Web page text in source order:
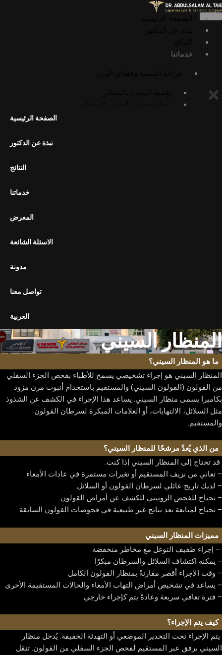
تخطي
إلى
المحتوى
خدماتنا
قسم التنظير الداخلي
المنظار السيني
منظار البطن التشخيصي
منظار المعدة
المعرض
الاسئلة الشائعة
مدونة
تواصل معنا
العربية
English
X
الصفحة الرئيسية
نبذة عن الدكتور
النتائج
خدماتنا
المعرض
الاسئلة الشائعة
مدونة
تواصل معنا
العربية
المنظار السيني
ما هو المنظار السيني؟
المنظار السيني هو إجراء تشخيصي يسمح للأطباء بفحص الجزء السفلي
من القولون (القولون السيني) والمستقيم باستخدام أنبوب مرن مزود
بكاميرا يسمى منظار السيني. يساعد هذا الإجراء في الكشف عن الشذوذ
مثل السلائل، الالتهابات، أو العلامات المبكرة لسرطان القولون
والمستقيم.
من الذي يُعدّ مرشحًا للمنظار السيني؟
قد تحتاج إلى المنظار السيني إذا كنت:
– تعاني من نزيف المستقيم أو تغيرات مستمرة في عادات الأمعاء
– لديك تاريخ عائلي لسرطان القولون أو السلائل
– تحتاج للفحص الروتيني للكشف عن أمراض القولون
– تحتاج لمتابعة بعد نتائج غير طبيعية في فحوصات القولون السابقة
مميزات المنظار السيني
– إجراء طفيف التوغل مع مخاطر منخفضة
– يمكنه اكتشاف السلائل والسرطان مبكرًا
– وقت الإجراء أقصر مقارنةً بمنظار القولون الكامل
– يساعد في تشخيص أمراض التهاب الأمعاء والحالات المستقيمة الأخرى
– فترة تعافي سريعة وعادةً يتم كإجراء خارجي
كيف يتم الإجراء؟
يتم الإجراء تحت التخدير الموضعي أو التهدئة الخفيفة. يُدخل منظار
السيني برفق عبر المستقيم لفحص الجزء السفلي من القولون. تنقل